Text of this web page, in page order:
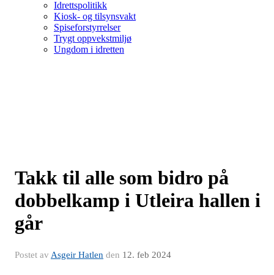
Idrettspolitikk
Kiosk- og tilsynsvakt
Spiseforstyrrelser
Trygt oppvekstmiljø
Ungdom i idretten
Takk til alle som bidro på
dobbelkamp i Utleira hallen i
går
Postet av Asgeir Hatlen den 12. feb 2024